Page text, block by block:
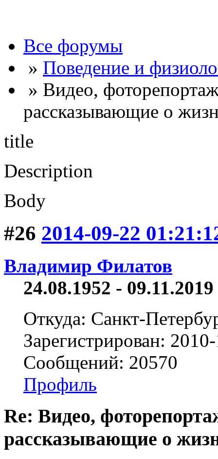
Все форумы
» Поведение и
» Видео,
рассказывающие о
title
Description
Body
#26 2014-09-22
Владимир Филатов
24.08.1952 -
Откуда: Санкт-
Зарегистрирован:
Сообщений: 20570
Профиль
Re: Видео,
рассказывающие о